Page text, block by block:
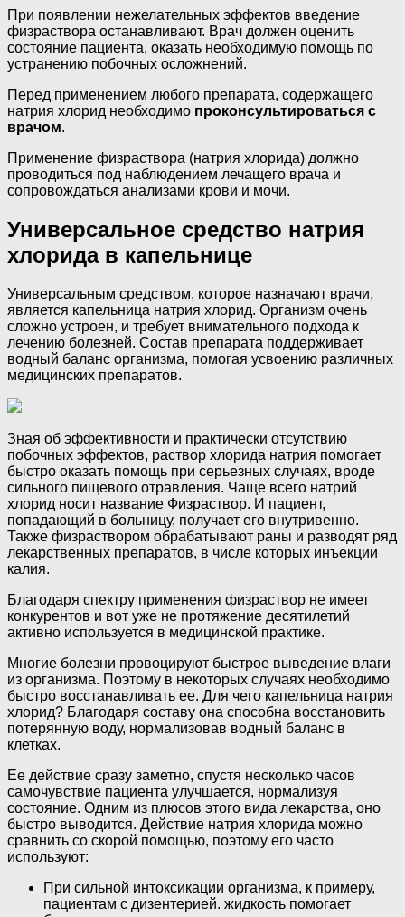
При появлении нежелательных эффектов введение
физраствора останавливают. Врач должен оценить
состояние пациента, оказать необходимую помощь по
устранению побочных осложнений.
Перед применением любого препарата, содержащего
натрия хлорид необходимо проконсультироваться с
врачом.
Применение физраствора (натрия хлорида) должно
проводиться под наблюдением лечащего врача и
сопровождаться анализами крови и мочи.
Универсальное средство натрия
хлорида в капельнице
Универсальным средством, которое назначают врачи,
является капельница натрия хлорид. Организм очень
сложно устроен, и требует внимательного подхода к
лечению болезней. Состав препарата поддерживает
водный баланс организма, помогая усвоению различных
медицинских препаратов.
Зная об эффективности и практически отсутствию
побочных эффектов, раствор хлорида натрия помогает
быстро оказать помощь при серьезных случаях, вроде
сильного пищевого отравления. Чаще всего натрий
хлорид носит название Физраствор. И пациент,
попадающий в больницу, получает его внутривенно.
Также физраствором обрабатывают раны и разводят ряд
лекарственных препаратов, в числе которых инъекции
калия.
Благодаря спектру применения физраствор не имеет
конкурентов и вот уже не протяжение десятилетий
активно используется в медицинской практике.
Многие болезни провоцируют быстрое выведение влаги
из организма. Поэтому в некоторых случаях необходимо
быстро восстанавливать ее. Для чего капельница натрия
хлорид? Благодаря составу она способна восстановить
потерянную воду, нормализовав водный баланс в
клетках.
Ее действие сразу заметно, спустя несколько часов
самочувствие пациента улучшается, нормализуя
состояние. Одним из плюсов этого вида лекарства, оно
быстро выводится. Действие натрия хлорида можно
сравнить со скорой помощью, поэтому его часто
используют:
При сильной интоксикации организма, к примеру,
пациентам с дизентерией. жидкость помогает